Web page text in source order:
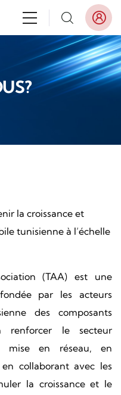
la croissance et
tunisienne à l’échelle
(TAA) est une
par les acteurs
des composants
renforcer le secteur
mise en réseau, en
collaborant avec les
la croissance et le